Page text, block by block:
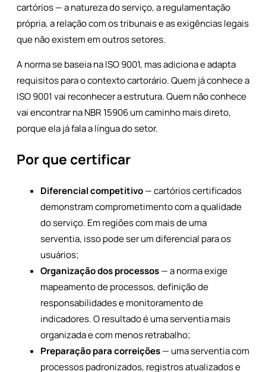
cartórios — a natureza do serviço, a regulamentação
própria, a relação com os tribunais e as exigências legais
que não existem em outros setores.
A norma se baseia na ISO 9001, mas adiciona e adapta
requisitos para o contexto cartorário. Quem já conhece a
ISO 9001 vai reconhecer a estrutura. Quem não conhece
vai encontrar na NBR 15906 um caminho mais direto,
porque ela já fala a língua do setor.
Por que certificar
Diferencial competitivo— cartórios certificados
demonstram comprometimento com a qualidade
do serviço. Em regiões com mais de uma
serventia, isso pode ser um diferencial para os
usuários;
Organização dos processos— a norma exige
mapeamento de processos, definição de
responsabilidades e monitoramento de
indicadores. O resultado é uma serventia mais
organizada e com menos retrabalho;
Preparação para correições— uma serventia com
processos padronizados, registros atualizados e